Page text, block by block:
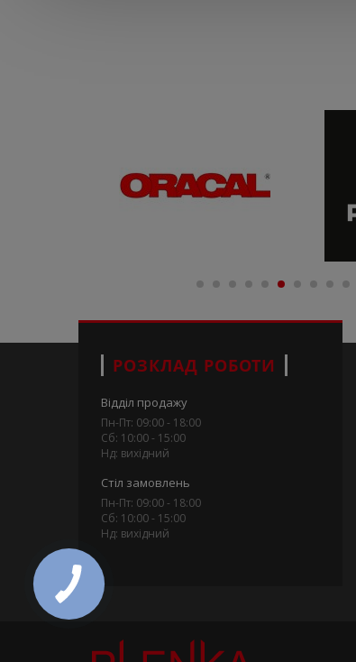
РОЗКЛАД РОБОТИ
Відділ продажу
Пн-Пт: 09:00 - 18:00
Сб: 10:00 - 15:00
Нд: вихідний
Стіл замовлень
Пн-Пт: 09:00 - 18:00
Сб: 10:00 - 15:00
Нд: вихідний